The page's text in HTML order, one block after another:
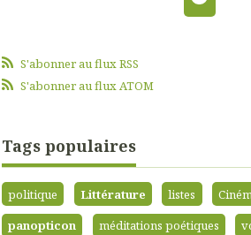
S'abonner au flux RSS
S'abonner au flux ATOM
Tags populaires
politique Littérature listes
panopticon
méditations poétiques